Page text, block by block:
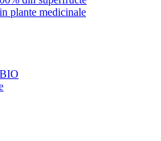
plante medicinale